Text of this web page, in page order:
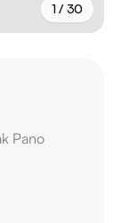
1 / 30
Pano